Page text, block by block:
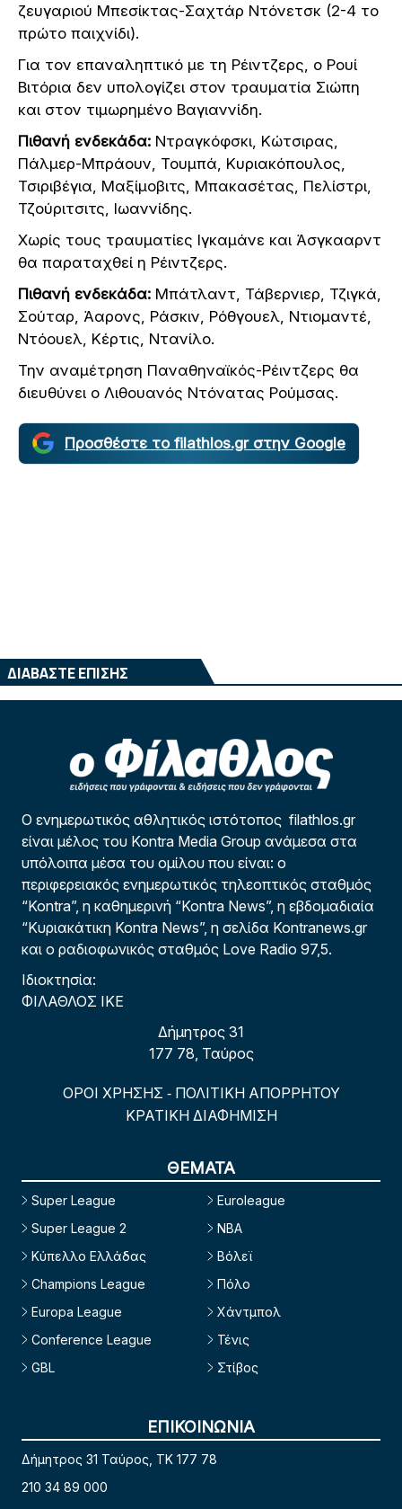
ζευγαριού Μπεσίκτας-Σαχτάρ Ντόνετσκ (2-4 το
πρώτο παιχνίδι).
Για τον επαναληπτικό με τη Ρέιντζερς, ο Ρουί
Βιτόρια δεν υπολογίζει στον τραυματία Σιώπη
και στον τιμωρημένο Βαγιαννίδη.
Πιθανή ενδεκάδα: Ντραγκόφσκι, Κώτσιρας,
Πάλμερ-Μπράουν, Τουμπά, Κυριακόπουλος,
Τσιριβέγια, Μαξίμοβιτς, Μπακασέτας, Πελίστρι,
Τζούριτσιτς, Ιωαννίδης.
Χωρίς τους τραυματίες Ιγκαμάνε και Άσγκααρντ
θα παραταχθεί η Ρέιντζερς.
Πιθανή ενδεκάδα: Μπάτλαντ, Τάβερνιερ, Τζιγκά,
Σούταρ, Άαρονς, Ράσκιν, Ρόθγουελ, Ντιομαντέ,
Ντόουελ, Κέρτις, Ντανίλο.
Την αναμέτρηση Παναθηναϊκός-Ρέιντζερς θα
διευθύνει ο Λιθουανός Ντόνατας Ρούμσας.
Προσθέστε το filathlos.gr στην Google
ΔΙΑΒΑΣΤΕ ΕΠΙΣΗΣ
Ο ενημερωτικός αθλητικός ιστότοπος filathlos.gr
είναι μέλος του Kontra Media Group ανάμεσα στα
υπόλοιπα μέσα του ομίλου που είναι: ο
περιφερειακός ενημερωτικός τηλεοπτικός σταθμός
“Kontra”, η καθημερινή “Kontra News”, η εβδομαδιαία
“Κυριακάτικη Kontra News”, η σελίδα Kontranews.gr
και ο ραδιοφωνικός σταθμός Love Radio 97,5.
Ιδιοκτησία:
ΦΙΛΑΘΛΟΣ ΙΚΕ
Δήμητρος 31
177 78, Ταύρος
ΟΡΟΙ ΧΡΗΣΗΣ - ΠΟΛΙΤΙΚΗ ΑΠΟΡΡΗΤΟΥ
ΚΡΑΤΙΚΗ ΔΙΑΦΗΜΙΣΗ
ΘΕΜΑΤΑ
Super League
Super League 2
Κύπελλο Ελλάδας
Champions League
Europa League
Conference League
GBL
Euroleague
NBA
Βόλεϊ
Πόλο
Χάντμπολ
Τένις
Στίβος
ΕΠΙΚΟΙΝΩΝΙΑ
Δήμητρος 31 Ταύρος, TK 177 78
210 34 89 000